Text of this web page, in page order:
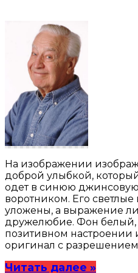
На изображении
доброй улыбкой,
одет в синюю
воротником. Его светлые
уложены, а выражение
дружелюбие. Фон белый,
позитивном настроении
оригинал с
Читать далее »